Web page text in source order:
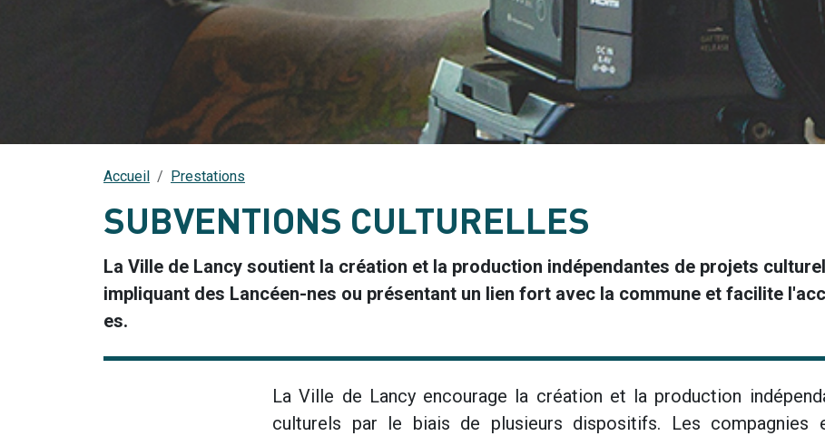
Accueil Prestations
SUBVENTIONS CULTURELLES
La Ville de Lancy soutient la création et la production indépendantes de projets
impliquant des Lancéen-nes ou présentant un lien fort avec la commune et facilite
es.
La Ville de Lancy encourage la création et la production
culturels par le biais de plusieurs dispositifs. Les compagnies